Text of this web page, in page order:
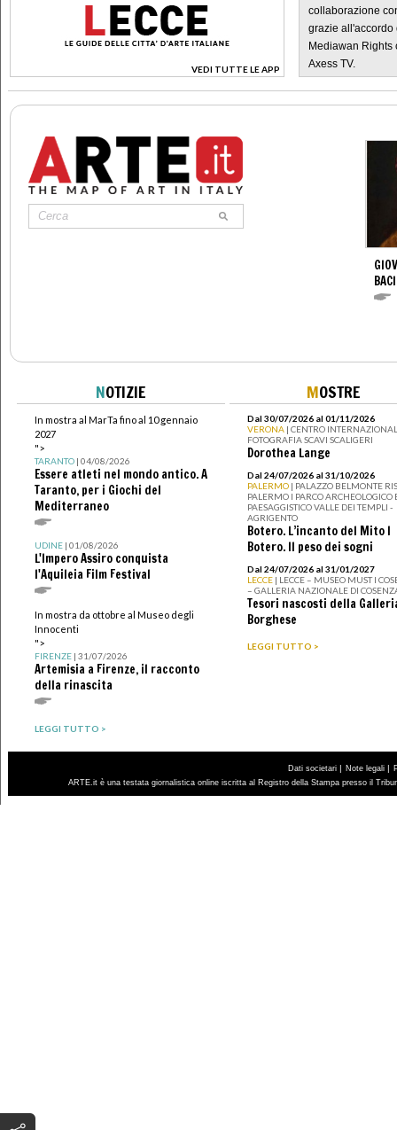
VEDI TUTTE LE APP
>
collaborazione
grazie all'accordo
Mediawan Rights
Axess TV.
NOTIZIE
In mostra al MarTa fino al 10 gennaio
2027
">
TARANTO| 04/08/2026
Essere atleti nel mondo antico. A
Taranto, per i Giochi del
Mediterraneo
UDINE| 01/08/2026
L'Impero Assiro conquista
l'Aquileia Film Festival
In mostra da ottobre al Museo degli
Innocenti
">
FIRENZE| 31/07/2026
Artemisia a Firenze, il racconto
della rinascita
LEGGI TUTTO >
MOSTRE
Dal 30/07/2026 al 01/11/2026
VERONA | CENTRO
FOTOGRAFIA SCAVI SCALIGERI
Dorothea Lange
Dal 24/07/2026 al 31/10/2026
PALERMO | PALAZZO BELMONTE
PALERMO I PARCO ARCHEOLOGICO
PAESAGGISTICO VALLE DEI TEMPLI -
AGRIGENTO
Botero. L’incanto del Mito I
Botero. Il peso dei sogni
Dal 24/07/2026 al 31/01/2027
LECCE | LECCE – MUSEO MUST I
– GALLERIA NAZIONALE DI
Tesori nascosti della
Borghese
LEGGI TUTTO >
Dati societari | Note legali |
ARTE.it è una testata giornalistica online iscritta al Registro della Stampa presso il